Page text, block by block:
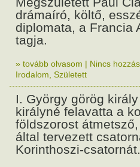
drámaíró, költő,
diplomata, a Francia
tagja.
» tovább olvasom | Nincs
Irodalom Született
I. György görög
királyné felavatta a
földszorost
által tervezett
Korinthoszi-csatornát.